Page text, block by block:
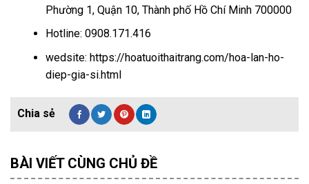
Phường 1, Quận 10, Thành phố Hồ Chí Minh 700000
Hotline: 0908.171.416
wedsite: https://hoatuoithaitrang.com/hoa-lan-ho-
diep-gia-si.html
BÀI VIẾT CÙNG CHỦ ĐỀ